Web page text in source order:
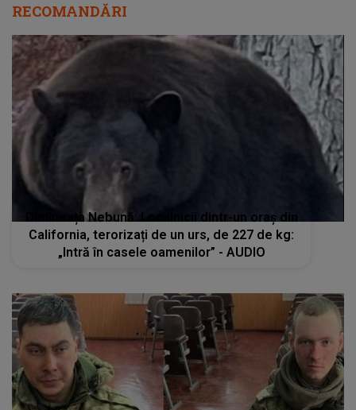
RECOMANDĂRI
Dimineața Nebună: Localnicii dintr-un oraș din
California, terorizați de un urs, de 227 de kg:
„Intră în casele oamenilor” - AUDIO